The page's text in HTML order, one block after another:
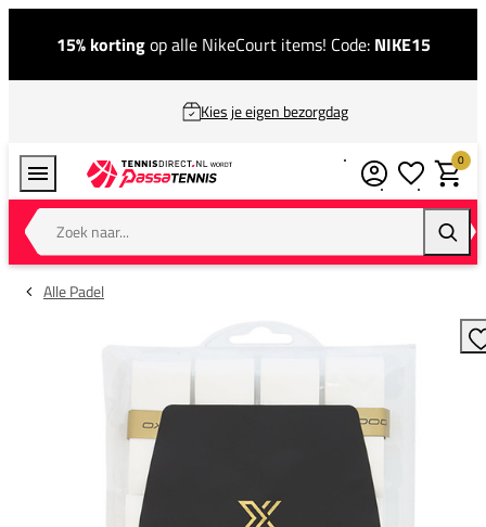
15% kortingop alle NikeCourt items! Code: NIKE15
Kies je eigen bezorgdag
Zoek naar...
0
Alle Padel